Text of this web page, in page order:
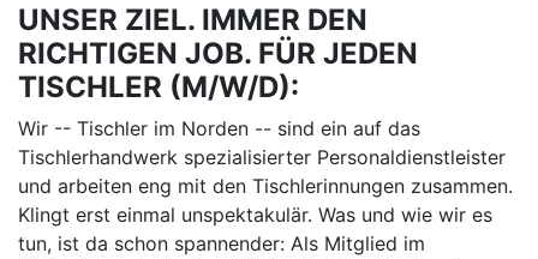
UNSER ZIEL. IMMER DEN
RICHTIGEN JOB. FÜR JEDEN
TISCHLER (M/W/D):
Wir -- Tischler im Norden -- sind ein auf das
Tischlerhandwerk spezialisierter Personaldienstleister
und arbeiten eng mit den Tischlerinnungen zusammen.
Klingt erst einmal unspektakulär. Was und wie wir es
tun, ist da schon spannender: Als Mitglied im